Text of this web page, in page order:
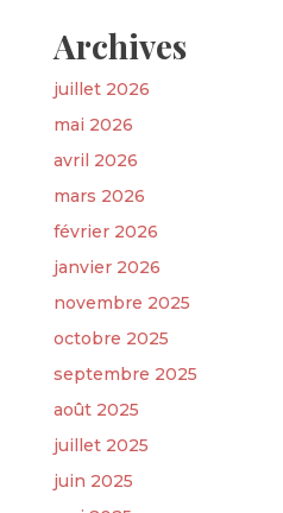
Archives
juillet 2026
mai 2026
avril 2026
mars 2026
février 2026
janvier 2026
novembre 2025
octobre 2025
septembre 2025
août 2025
juillet 2025
juin 2025